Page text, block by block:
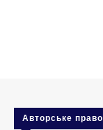
Авторське право